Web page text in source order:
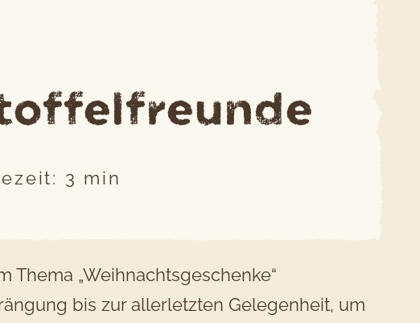
3 min
Thema „Weihnachtsgeschenke“
bis zur allerletzten Gelegenheit, um